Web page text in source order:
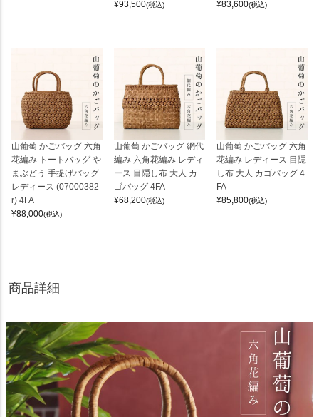
¥93,500(税込) ¥83,600(税込)
山葡萄 かごバッグ 六角
花編み トートバッグ や
まぶどう 手提げバッグ
レディース (07000382
r) 4FA
¥88,000(税込)
山葡萄 かごバッグ 網代
編み 六角花編み レディ
ース 目隠し布 大人 カ
ゴバッグ 4FA
¥68,200(税込)
山葡萄 かごバッグ 六角
花編み レディース 目隠
し布 大人 カゴバッグ 4
FA
¥85,800(税込)
商品詳細